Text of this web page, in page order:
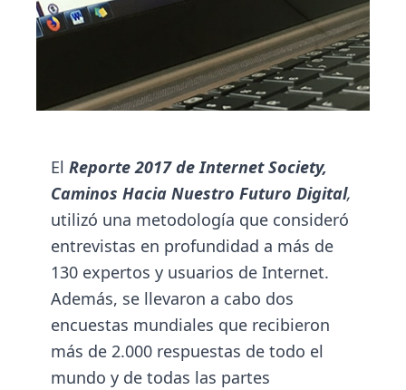
El Reporte 2017 de Internet Society,
Caminos Hacia Nuestro Futuro Digital,
utilizó una metodología que consideró
entrevistas en profundidad a más de
130 expertos y usuarios de Internet.
Además, se llevaron a cabo dos
encuestas mundiales que recibieron
más de 2.000 respuestas de todo el
mundo y de todas las partes